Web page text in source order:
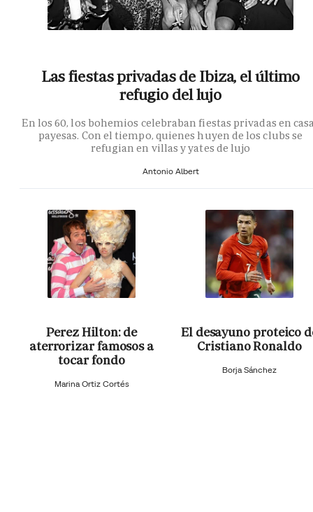
Las fiestas privadas de Ibiza, el último
refugio del lujo
En los 60, los bohemios celebraban fiestas privadas en
payesas. Con el tiempo, quienes huyen de los clubs se
refugian en villas y yates de lujo
Antonio Albert
Perez Hilton: de
aterrorizar famosos a
tocar fondo
Marina Ortiz Cortés
El desayuno proteico
Cristiano Ronaldo
Borja Sánchez